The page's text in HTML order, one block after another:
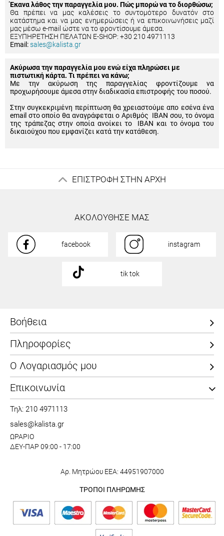
Έκανα λάθος την παραγγελία μου. Πώς μπορώ να το διορθώσω;
Θα πρέπει να μας καλέσεις το συντομότερο δυνατόν στο
κατάστημα και να μας ενημερώσεις ή να επικοινωνήσεις μαζί
μας μέσω e-mail ώστε να το φροντίσουμε άμεσα.
ΕΞΥΠΗΡΕΤΗΣΗ ΠΕΛΑΤΩΝ E-SHOP: +30 210 4971113
Email:sales@kalista.gr
Ακύρωσα την παραγγελία μου ενώ είχα πληρώσει με
πιστωτική κάρτα. Τι πρέπει να κάνω;
Με την ακύρωση της παραγγελίας φροντίζουμε να
προχωρήσουμε άμεσα στην διαδικασία επιστροφής του ποσού.
Στην συγκεκριμένη περίπτωση θα χρειαστούμε απο εσένα ένα
email στο οποίο θα αναγράφεται ο Αριθμός IBAN σου, το όνομα
της τράπεζας στην οποία ανοίκει το IBAN και το όνομα του
δικαιούχου που εμφανίζει κατά την κατάθεση.
ΕΠΙΣΤΡΟΦΗ ΣΤΗΝ ΑΡΧΗ
ΑΚΟΛΟΥΘΗΣΕ ΜΑΣ
facebook instagram
tik tok
Βοήθεια
Πληροφορίες
Ο Λογαριασμός μου
Επικοινωνία
Τηλ: 210 4971113
sales@kalista.gr
ΩΡΑΡΙΟ
ΔΕΥ-ΠΑΡ 09:00 - 17:00
Αρ. Μητρώου ΕΕΑ: 44951907000
ΤΡΟΠΟΙ ΠΛΗΡΩΜΗΣ